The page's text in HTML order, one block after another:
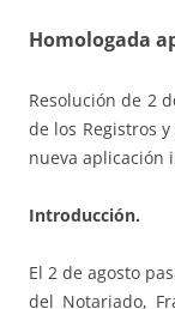
Homologada
Resolución de 2
de los Registros
nueva aplicación
Introducción.
El 2 de agosto
del Notariado,